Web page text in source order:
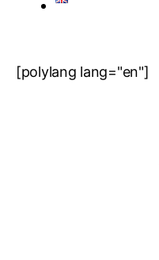
[polylang lang="en"]